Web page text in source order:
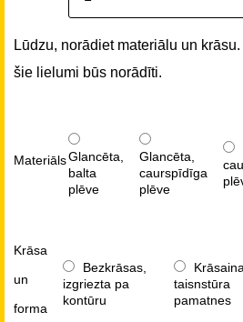
Lūdzu, norādiet materiālu un
šie lielumi būs norādīti.
MateriālsGlancēta,
balta
plēve
Glancēta,
caurspīdīga
plēve
Krāsa
un
forma
Bezkrāsas,
izgriezta pa
kontūru
taisnstūra
pamatnes